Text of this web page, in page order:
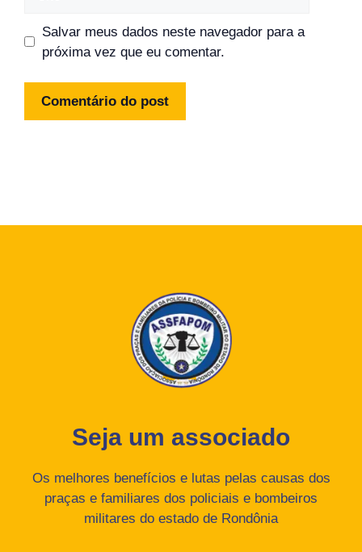
Salvar meus dados neste navegador para a
próxima vez que eu comentar.
Seja um associado
Os melhores benefícios e lutas pelas causas dos
praças e familiares dos policiais e bombeiros
militares do estado de Rondônia